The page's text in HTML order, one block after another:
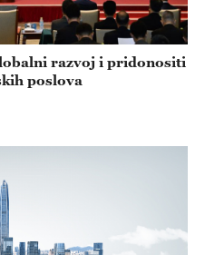
razvoj i pridonositi
poslova